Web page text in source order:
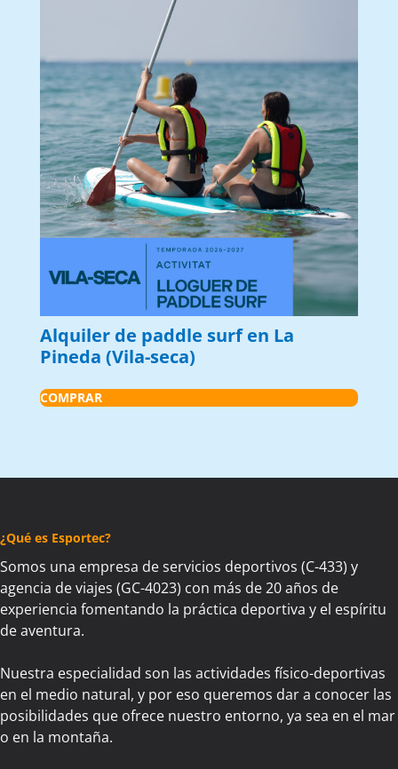
Alquiler de paddle surf en La
Pineda (Vila-seca)
COMPRAR
¿Qué es Esportec?
Somos una empresa de servicios deportivos (C-433) y
agencia de viajes (GC-4023) con más de 20 años de
experiencia fomentando la práctica deportiva y el espíritu
de aventura.
Nuestra especialidad son las actividades físico-deportivas
en el medio natural, y por eso queremos dar a conocer las
posibilidades que ofrece nuestro entorno, ya sea en el mar
o en la montaña.